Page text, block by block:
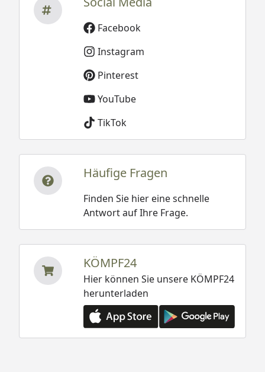
Facebook
Instagram
Pinterest
YouTube
TikTok
Häufige Fragen
Finden Sie hier eine schnelle
Antwort auf Ihre Frage.
KÖMPF24
Hier können Sie unsere KÖMPF24
herunterladen